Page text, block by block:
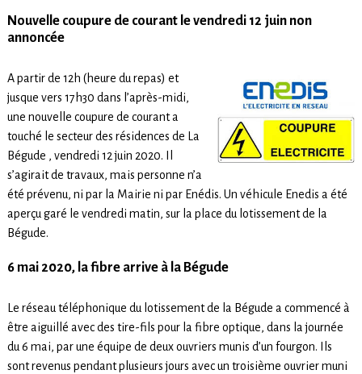
Nouvelle coupure de courant le vendredi 12 juin non
annoncée
A partir de 12h (heure du repas) et
jusque vers 17h30 dans l’après-midi,
une nouvelle coupure de courant a
touché le secteur des résidences de La
Bégude , vendredi 12 juin 2020. Il
s’agirait de travaux, mais personne n’a
été prévenu, ni par la Mairie ni par Enédis. Un véhicule Enedis a été
aperçu garé le vendredi matin, sur la place du lotissement de la
Bégude.
6 mai 2020, la fibre arrive à la Bégude
Le réseau téléphonique du lotissement de la Bégude a commencé à
être aiguillé avec des tire-fils pour la fibre optique, dans la journée
du 6 mai, par une équipe de deux ouvriers munis d’un fourgon. Ils
sont revenus pendant plusieurs jours avec un troisième ouvrier muni